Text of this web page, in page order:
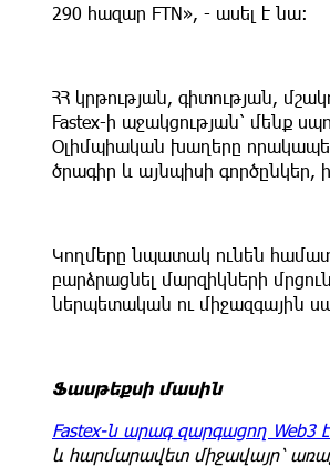
290 հազար FTN», - ասել է նա։
ՀՀ կրթության, գիտության,
Fastex-ի աջակցության՝ մենք
Օլիմպիական խաղերը
ծրագիր և այնպիսի գործընկեր,
Կողմերը նպատակ ունեն
բարձրացնել մարզիկների
ներպետական ու միջազգային
Ֆասթեքսի մասին
Fastex-ն արագ զարգացող Web3
և հարմարավետ միջավայր՝